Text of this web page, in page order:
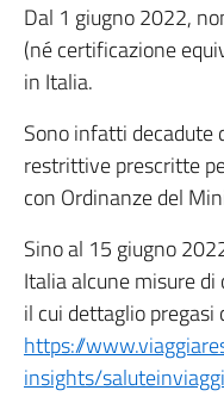
Dal 1 giugno 2022,
(né certificazione
in Italia.
Sono infatti decadute
restrittive prescritte
con Ordinanze del
Sino al 15 giugno
Italia alcune misure
il cui dettaglio
https://
insights/